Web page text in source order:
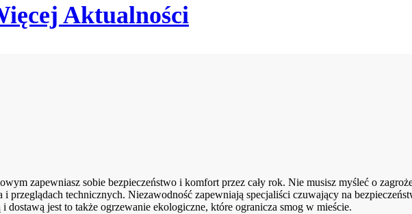
Aktualności
zapewniasz sobie bezpieczeństwo i komfort przez cały rok. Nie musisz myśleć o
przeglądach technicznych. Niezawodność zapewniają specjaliści czuwający na
jest to także ogrzewanie ekologiczne, które ogranicza smog w mieście.